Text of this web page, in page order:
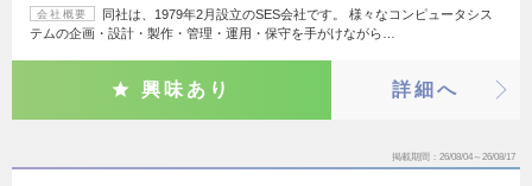
会社概要
同社は、1979年2月設立のSES会社です。 様々なコンピュータシス
テムの企画・設計・製作・管理・運用・保守を手がけながら…
興味あり 詳細へ
掲載期間 26/08/04～26/08/17